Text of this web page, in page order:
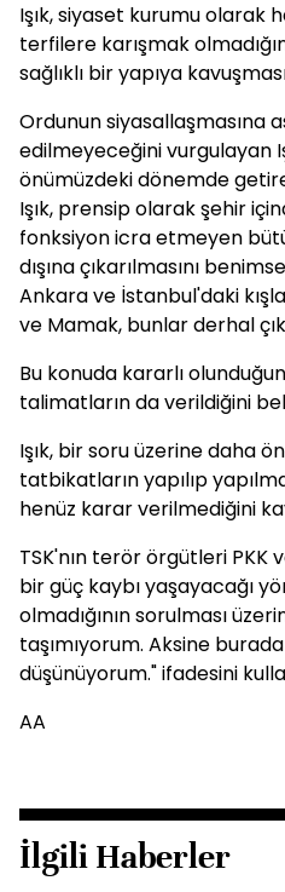
Işık, siyaset kurumu olarak
terfilere karışmak
sağlıklı bir yapıya
Ordunun siyasallaşmasına
edilmeyeceğini vurgulayan
önümüzdeki dönemde
Işık, prensip olarak şehir
fonksiyon icra etmeyen
dışına çıkarılmasını
Ankara ve İstanbul'daki
ve Mamak, bunlar derhal
Bu konuda kararlı
talimatların da verildiğini
Işık, bir soru üzerine daha
tatbikatların yapılıp
henüz karar verilmediğini
TSK'nın terör örgütleri PKK
bir güç kaybı yaşayacağı
olmadığının sorulması
taşımıyorum. Aksine
düşünüyorum." ifadesini
AA
İlgili Haberler